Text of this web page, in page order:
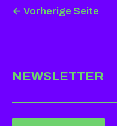
← Vorherige Seite
NEWSLETTER